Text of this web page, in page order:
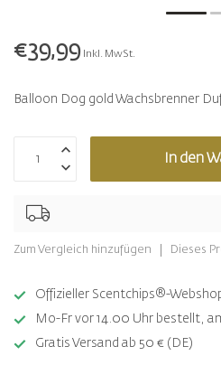
€39,99 Inkl. MwSt.
Balloon Dog gold Wachsbrenner
In den
Zum Vergleich hinzufügen Dieses
Offizieller Scentchips®-
Mo-Fr vor 14.00 Uhr bestellt,
Gratis Versand ab 50 € (DE)